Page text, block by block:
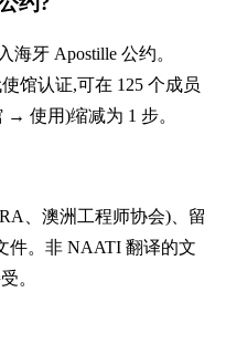
海牙 Apostille 公约。
馆认证,可在 125 个成员
使用)缩减为 1 步。
、澳洲工程师协会)、留
件。非 NAATI 翻译的文
。